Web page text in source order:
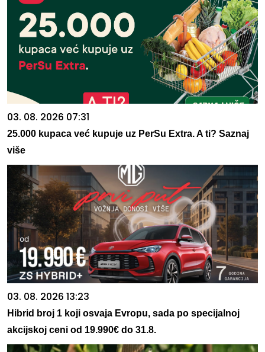
03. 08. 2026 07:31
25.000 kupaca već kupuje uz PerSu Extra. A ti? Saznaj
više
03. 08. 2026 13:23
Hibrid broj 1 koji osvaja Evropu, sada po specijalnoj
akcijskoj ceni od 19.990€ do 31.8.